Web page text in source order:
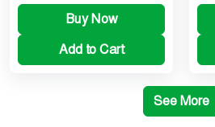
Buy Now
Add to Cart
See More